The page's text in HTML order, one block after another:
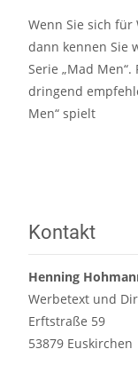
Wenn Sie sich
dann kennen Sie
Serie „Mad
dringend
Men“ spielt
Kontakt
Henning
Werbetext und
Erftstraße 59
53879 Euskirchen